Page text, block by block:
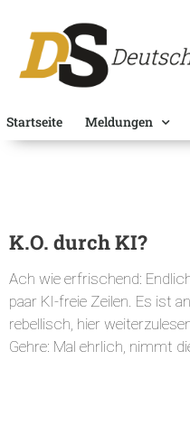
Startseite Meldungen
K.O. durch KI?
Ach wie erfrischend:
paar KI-freie Zeilen. Es ist
rebellisch, hier
Gehre: Mal ehrlich, nimmt